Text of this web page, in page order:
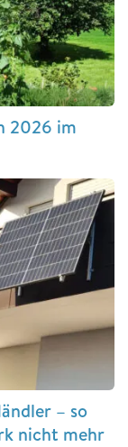
2026 im
– so
nicht mehr